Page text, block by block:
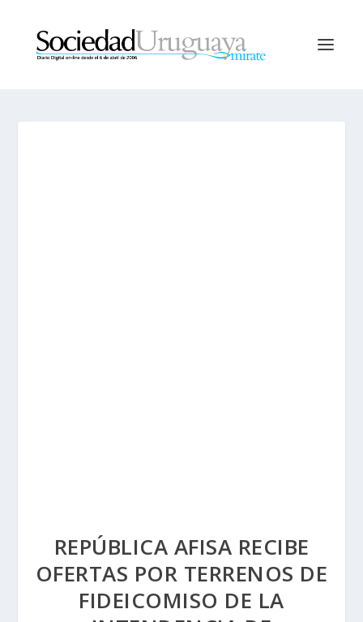
REPÚBLICA AFISA RECIBE
OFERTAS POR TERRENOS DE
FIDEICOMISO DE LA